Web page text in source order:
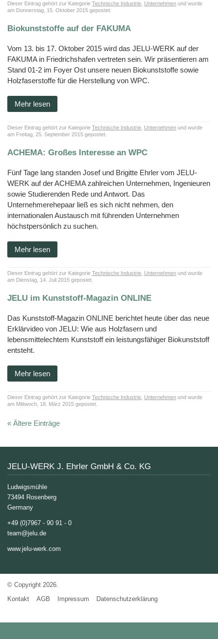
Dieser Eintrag gehört zur Kategorie Technische Industrie Unternehmen und wurde
am Donnerstag, 15. Oktober 2015 gepostet.
Biokunststoffe auf der FAKUMA
Vom 13. bis 17. Oktober 2015 wird das JELU-WERK auf der
FAKUMA in Friedrichshafen vertreten sein. Wir präsentieren am
Stand 01-2 im Foyer Ost unsere neuen Biokunststoffe sowie
Holzfaserstoffe für die Herstellung von WPC.
Mehr lesen
Dieser Eintrag gehört zur Kategorie Technische Industrie Unternehmen und wurde
am Freitag, 25. September 2015 gepostet.
ACHEMA: Großes Interesse an WPC
Fünf Tage lang standen Josef und Brigitte Ehrler vom JELU-
WERK auf der ACHEMA zahlreichen Unternehmen, Ingenieuren
sowie Studierenden Rede und Antwort. Das
Unternehmerehepaar ließ es sich nicht nehmen, den
internationalen Austausch mit führenden Unternehmen
höchstpersönlich zu suchen.
Mehr lesen
Dieser Eintrag gehört zur Kategorie Technische Industrie Unternehmen und wurde
am Dienstag, 14. Juli 2015 gepostet.
JELU im Kunststoff-Magazin ONLINE
Das Kunststoff-Magazin ONLINE berichtet heute über das neue
Erklärvideo von JELU: Wie aus Holzfasern und
lebensmittelechtem Kunststoff ein leistungsfähiger Biokunststoff
entsteht.
Mehr lesen
Dieser Eintrag gehört zur Kategorie Technische Industrie Unternehmen und wurde
am Mittwoch, 18. März 2015 gepostet.
« Ältere Einträge
JELU-WERK J. Ehrler GmbH & Co. KG
Ludwigsmühle
73494 Rosenberg
Germany
+49 (0)7967 - 90 91 - 0
team@jelu.de
www.jelu-werk.com
© Copyright 2026.
Kontakt
AGB Impressum Datenschutzerklärung